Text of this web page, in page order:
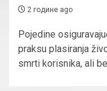
2 године ago
Pojedine
praksu plasiranja
smrti korisnika, ali